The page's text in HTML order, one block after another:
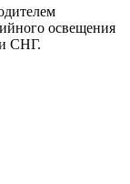
освещения
СНГ.